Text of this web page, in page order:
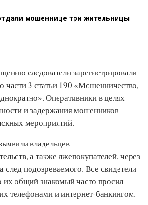
мошеннице три жительницы
следователи зарегистрировали
части 3 статьи 190 «Мошенничество,
Оперативники в целях
и задержания мошенников
мероприятий.
владельцев
а также лжепокупателей, через
подозреваемого. Все свидетели
их общий знакомый часто просил
телефонами и интернет-банкингом.